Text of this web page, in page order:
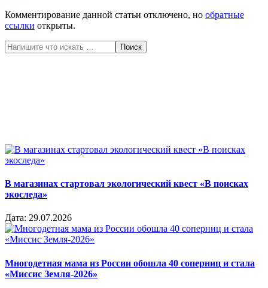
Комментирование данной статьи отключено, но обратные
ссылки открыты.
Поиск
В магазинах стартовал экологический квест «В поисках
экоследа»
Дата: 29.07.2026
Многодетная мама из России обошла 40 соперниц и стала
«Миссис Земля-2026»